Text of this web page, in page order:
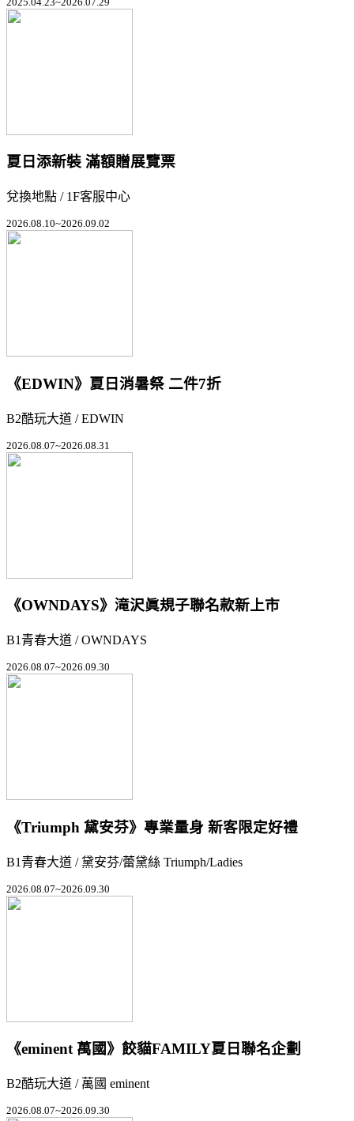
夏日添新裝 滿額贈展覽票
兌換地點 / 1F客服中心
2026.08.10~2026.09.02
《EDWIN》夏日消暑祭 二件7折
B2酷玩大道 / EDWIN
2026.08.07~2026.08.31
《OWNDAYS》滝沢眞規子聯名款新上市
B1青春大道 / OWNDAYS
2026.08.07~2026.09.30
《Triumph 黛安芬》專業量身 新客限定好禮
B1青春大道 / 黛安芬/蕾黛絲 Triumph/Ladies
2026.08.07~2026.09.30
《eminent 萬國》餃貓FAMILY夏日聯名企劃
B2酷玩大道 / 萬國 eminent
2026.08.07~2026.09.30